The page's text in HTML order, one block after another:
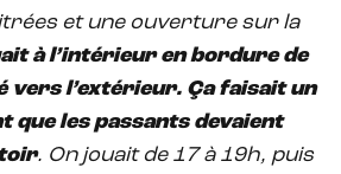
et une ouverture sur la
à l’intérieur en bordure de
l’extérieur. Ça faisait un
que les passants devaient
. On jouait de 17 à 19h, puis